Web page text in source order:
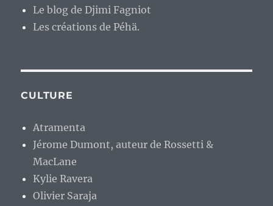
Le blog de Djimi Fagniot
Les créations de Péhä.
CULTURE
Atramenta
Jérome Dumont, auteur de Rossetti &
MacLane
Kylie Ravera
Olivier Saraja